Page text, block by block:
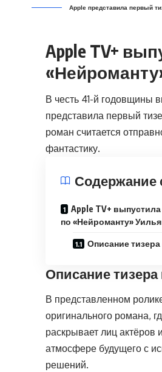
Apple представила первый
Apple TV+
В честь 41-й годовщины
представила первый
роман считается
фантастику.
Содержание
Apple TV+
по «Нейроманту»
Описание
Описание
В представленном
оригинального романа,
раскрывает лиц актёров
атмосфере будущего с
решений.